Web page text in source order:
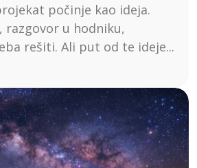
počinje kao ideja.
razgovor u hodniku,
rešiti. Ali put od te ideje...